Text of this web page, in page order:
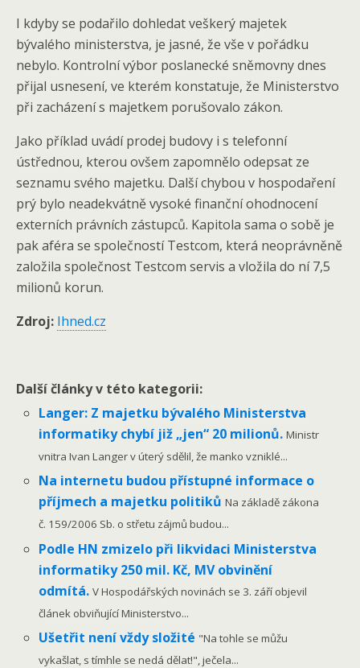
I kdyby se podařilo dohledat veškerý majetek
bývalého ministerstva, je jasné, že vše v pořádku
nebylo. Kontrolní výbor poslanecké sněmovny dnes
přijal usnesení, ve kterém konstatuje, že Ministerstvo
při zacházení s majetkem porušovalo zákon.
Jako příklad uvádí prodej budovy i s telefonní
ústřednou, kterou ovšem zapomnělo odepsat ze
seznamu svého majetku. Další chybou v hospodaření
prý bylo neadekvátně vysoké finanční ohodnocení
externích právních zástupců. Kapitola sama o sobě je
pak aféra se společností Testcom, která neoprávněně
založila společnost Testcom servis a vložila do ní 7,5
milionů korun.
Zdroj: Ihned.cz
Další články v této kategorii:
Langer: Z majetku bývalého Ministerstva
informatiky chybí již „jen“ 20 milionů.Ministr
vnitra Ivan Langer v úterý sdělil, že manko vzniklé...
Na internetu budou přístupné informace o
příjmech a majetku politikůNa základě zákona
č. 159/2006 Sb. o střetu zájmů budou...
Podle HN zmizelo při likvidaci Ministerstva
informatiky 250 mil. Kč, MV obvinění
odmítá.V Hospodářských novinách se 3. září objevil
článek obviňující Ministerstvo...
Ušetřit není vždy složité "Na tohle se můžu
vykašlat, s tímhle se nedá dělat!", ječela...